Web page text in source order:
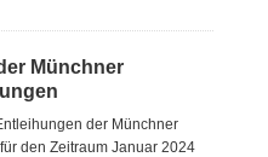
Münchner
der Münchner
den Zeitraum Januar 2024